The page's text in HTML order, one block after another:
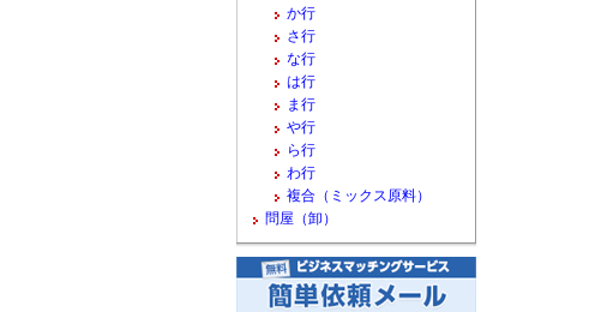
か行
さ行
な行
は行
ま行
や行
ら行
わ行
複合（ミックス原料）
問屋（卸）